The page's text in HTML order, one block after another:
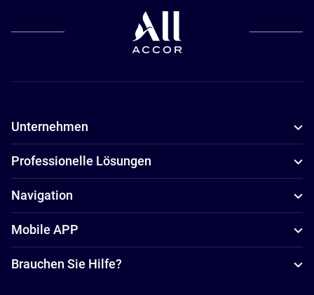
Unternehmen
Professionelle Lösungen
Navigation
Mobile APP
Brauchen Sie Hilfe?